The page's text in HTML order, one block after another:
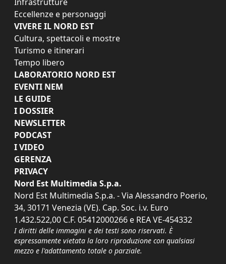
Eccellenze e personaggi
VIVERE IL NORD EST
Cultura, spettacoli e mostre
Turismo e itinerari
Tempo libero
LABORATORIO NORD EST
EVENTI NEM
LE GUIDE
I DOSSIER
NEWSLETTER
PODCAST
I VIDEO
GERENZA
PRIVACY
Nord Est Multimedia S.p.a.
Nord Est Multimedia S.p.a. - Via Alessandro Poerio,
34, 30171 Venezia (VE). Cap. Soc. i.v. Euro
1.432.522,00 C.F. 05412000266 e REA VE-454332
I diritti delle immagini e dei testi sono riservati. È
espressamente vietata la loro riproduzione con qualsiasi
mezzo e l'adattamento totale o parziale.